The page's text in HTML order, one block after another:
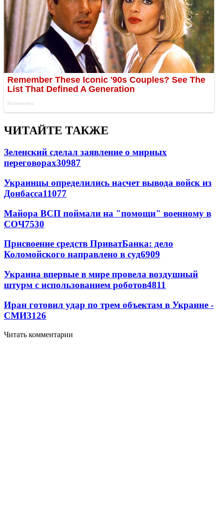
ЧИТАЙТЕ ТАКЖЕ
Зеленский сделал заявление о мирных
переговорах30987
Украинцы определились насчет вывода войск из
Донбасса11077
Майора ВСП поймали на "помощи" военному в
СОЧ7530
Присвоение средств ПриватБанка: дело
Коломойского направлено в суд6909
Украина впервые в мире провела воздушный
штурм с использованием роботов4811
Иран готовил удар по трем объектам в Украине -
СМИ3126
Читать комментарии